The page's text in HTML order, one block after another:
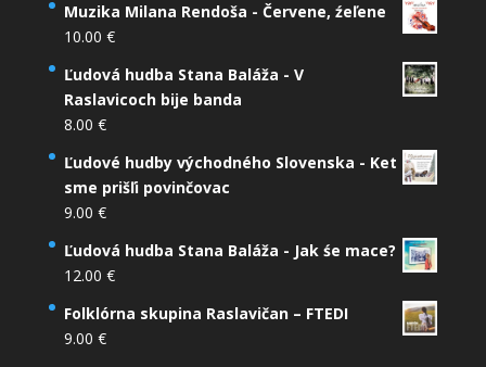
Muzika Milana Rendoša - Červene, źeľene
10.00 €
Ľudová hudba Stana Baláža - V
Raslavicoch bije banda
8.00 €
Ľudové hudby východného Slovenska - Ket
sme prišľi povinčovac
9.00 €
Ľudová hudba Stana Baláža - Jak śe mace?
12.00 €
Folklórna skupina Raslavičan – FTEDI
9.00 €